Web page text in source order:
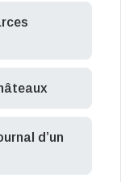
d’un